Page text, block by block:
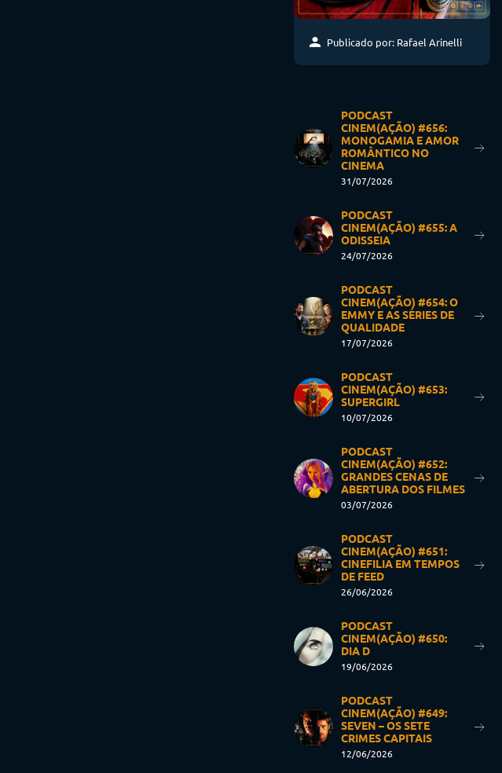
Publicado por: Rafael Arinelli
PODCAST
CINEM(AÇÃO) #656:
MONOGAMIA E AMOR
ROMÂNTICO NO
CINEMA
31/07/2026
PODCAST
CINEM(AÇÃO) #655: A
ODISSEIA
24/07/2026
PODCAST
CINEM(AÇÃO) #654: O
EMMY E AS SÉRIES DE
QUALIDADE
17/07/2026
PODCAST
CINEM(AÇÃO) #653:
SUPERGIRL
10/07/2026
PODCAST
CINEM(AÇÃO) #652:
GRANDES CENAS DE
ABERTURA DOS FILMES
03/07/2026
PODCAST
CINEM(AÇÃO) #651:
CINEFILIA EM TEMPOS
DE FEED
26/06/2026
PODCAST
CINEM(AÇÃO) #650:
DIA D
19/06/2026
PODCAST
CINEM(AÇÃO) #649:
SEVEN – OS SETE
CRIMES CAPITAIS
12/06/2026